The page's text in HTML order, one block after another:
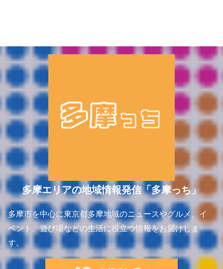
多摩エリアの地域情報発信「多摩っち」
多摩市を中心に東京都多摩地域のニュースやグルメ、イ
ベント、遊び場などの生活に役立つ情報をお届けしま
す。